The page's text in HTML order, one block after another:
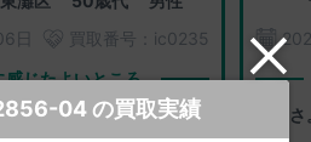
04 の買取実績
日
買取番号： ic0235
感じたよいところ
丁寧